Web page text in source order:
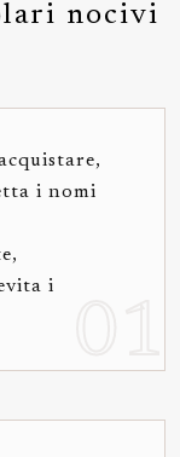
nocivi
i nomi
i